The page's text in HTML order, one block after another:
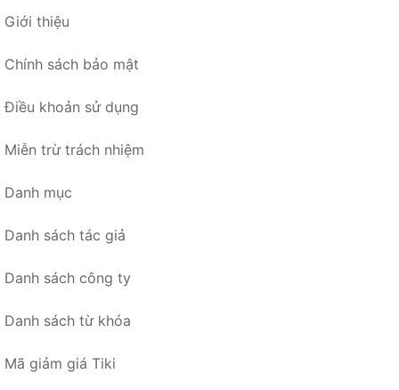
Giới thiệu
Chính sách bảo mật
Điều khoản sử dụng
Miễn trừ trách nhiệm
Danh mục
Danh sách tác giả
Danh sách công ty
Danh sách từ khóa
Mã giảm giá Tiki